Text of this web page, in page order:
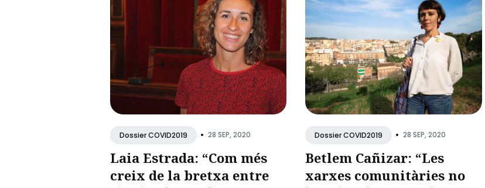
Dossier COVID2019 • 28 SEP, 2020
Laia Estrada: “Com més
creix de la bretxa entre
Dossier COVID2019 • 28 SEP, 2020
Betlem Cañizar: “Les
xarxes comunitàries no